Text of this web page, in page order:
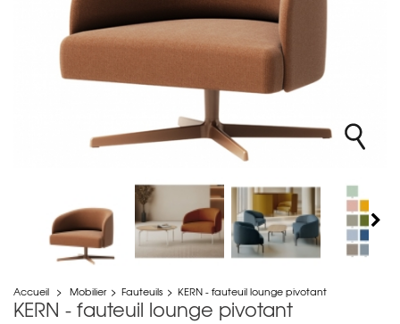
Accueil > Mobilier > Fauteuils > KERN - fauteuil lounge pivotant
KERN - fauteuil lounge pivotant